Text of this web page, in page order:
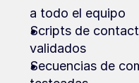
a todo el equipo
Scripts de
validados
Secuencias de